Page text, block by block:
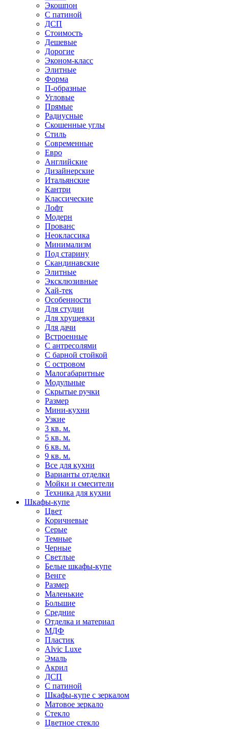
Экошпон
С патиной
ДСП
Стоимость
Дешевые
Дорогие
Эконом-класс
Элитные
Форма
П-образные
Угловые
Прямые
Радиусные
Скошенные углы
Стиль
Современные
Евро
Английские
Дизайнерские
Итальянские
Кантри
Классические
Лофт
Модерн
Прованс
Неоклассика
Минимализм
Под старину
Скандинавские
Элитные
Эксклюзивные
Хай-тек
Особенности
Для студии
Для хрущевки
Для дачи
Встроенные
С антресолями
С барной стойкой
С островом
Малогабаритные
Модульные
Скрытые ручки
Размер
Мини-кухни
Узкие
3 кв. м.
5 кв. м.
6 кв. м.
9 кв. м.
Все для кухни
Варианты отделки
Мойки и смесители
Техника для кухни
Шкафы-купе
Цвет
Коричневые
Серые
Темные
Черные
Светлые
Белые шкафы-купе
Венге
Размер
Маленькие
Большие
Средние
Отделка и материал
МДФ
Пластик
Alvic Luxe
Эмаль
Акрил
ДСП
С патиной
Шкафы-купе с зеркалом
Матовое зеркало
Стекло
Цветное стекло